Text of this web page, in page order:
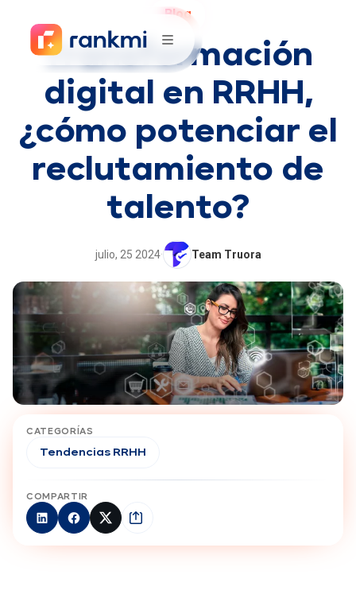
Blog
Transformación
digital en RRHH,
¿cómo potenciar el
reclutamiento de
talento?
julio, 25 2024· Team Truora
CATEGORÍAS
Tendencias RRHH
COMPARTIR